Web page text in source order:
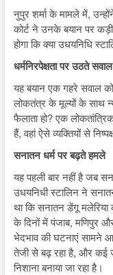
नुपुर शर्मा के मामले में,
कोर्ट ने उनके बयान पर
होगा कि क्या उधयनिधि
धर्मनिरपेक्षता पर उठते सवाल
यह बयान एक गहरे सवाल को
लोकतंत्र के मूल्यों के साथ
फैलाता हो? एक
हैं, वहां ऐसे व्यक्तियों से
सनातन धर्म पर बढ़ते हमले
यह पहली बार नहीं है जब
उधयनिधी स्टालिन ने
था कि सनातन डेंगू मलेरिया
के दिनों में पंजाब, मणिपुर
भेदभाव की घटनाएं सामने
तेजी से बढ़ रहा है, और कई
निशाना बनाया जा रहा है।